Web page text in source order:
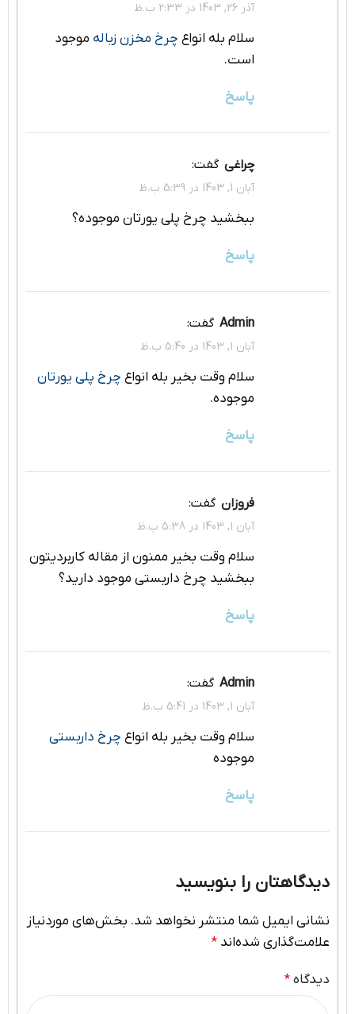
آذر 26, 1403 در 2:33 ب.ظ
سلام بله انواع چرخ مخزن زباله موجود
است.
پاسخ
چراغی گفت:
آبان 1, 1403 در 5:39 ب.ظ
ببخشید چرخ پلی یورتان موجوده؟
پاسخ
admin گفت:
آبان 1, 1403 در 5:40 ب.ظ
سلام وقت بخیر بله انواع چرخ پلی یورتان
موجوده.
پاسخ
فروزان گفت:
آبان 1, 1403 در 5:38 ب.ظ
سلام وقت بخیر ممنون از مقاله کاربردیتون
ببخشید چرخ داربستی موجود دارید؟
پاسخ
admin گفت:
آبان 1, 1403 در 5:41 ب.ظ
سلام وقت بخیر بله انواع چرخ داربستی
موجوده
پاسخ
دیدگاهتان را بنویسید
نشانی ایمیل شما منتشر نخواهد شد. بخش‌های موردنیاز
علامت‌گذاری شده‌اند *
دیدگاه *